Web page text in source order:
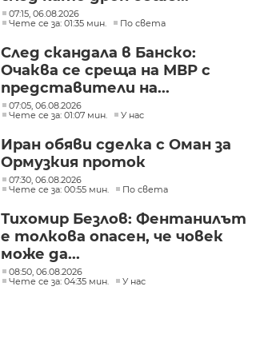
07:15, 06.08.2026
Чете се за: 01:35 мин.
По света
След скандала в Банско:
Очаква се среща на МВР с
представители на...
07:05, 06.08.2026
Чете се за: 01:07 мин.
У нас
Иран обяви сделка с Оман за
Ормузкия проток
07:30, 06.08.2026
Чете се за: 00:55 мин.
По света
Тихомир Безлов: Фентанилът
е толкова опасен, че човек
може да...
08:50, 06.08.2026
Чете се за: 04:35 мин.
У нас